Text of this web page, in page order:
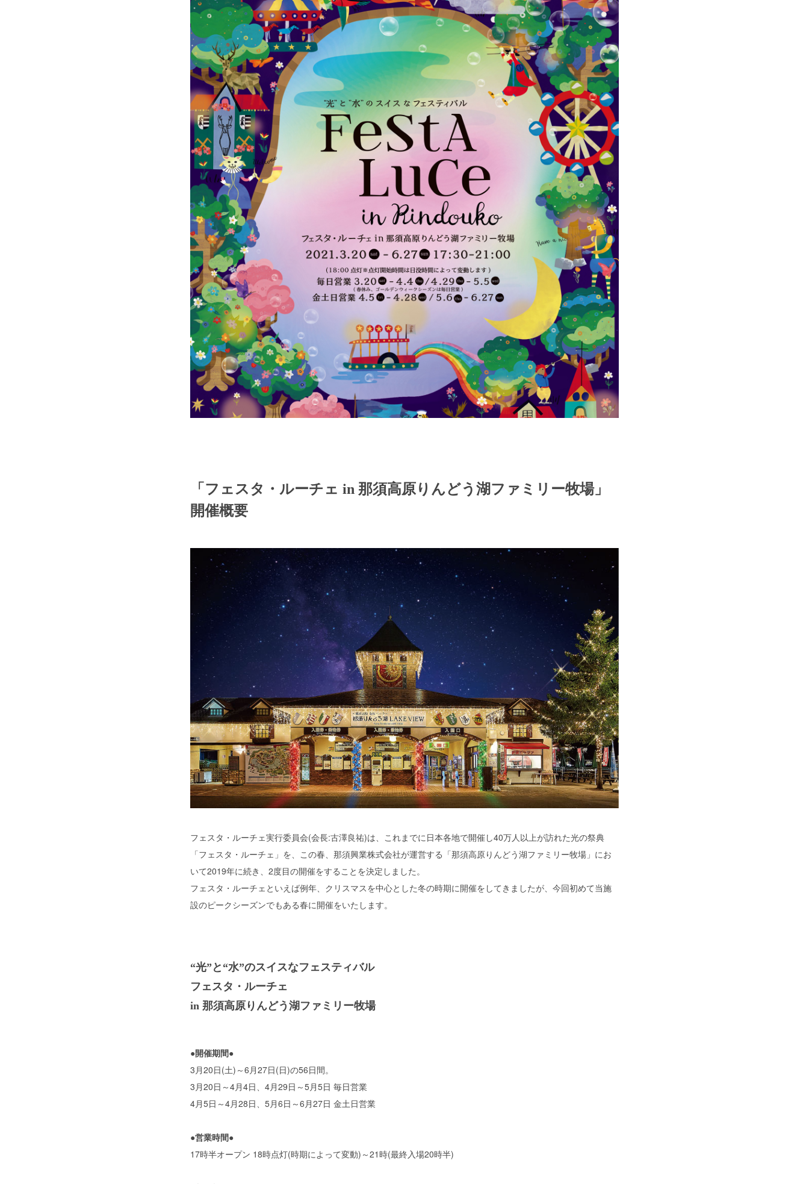
「フェスタ・ルーチェ in 那須高原りんどう湖ファミリー牧場」
開催概要
フェスタ・ルーチェ実行委員会(会長:古澤良祐)は、これまでに日本各地で開催し40万人以上が訪れた光の祭典
「フェスタ・ルーチェ」を、この春、那須興業株式会社が運営する「那須高原りんどう湖ファミリー牧場」にお
いて2019年に続き、2度目の開催をすることを決定しました。
フェスタ・ルーチェといえば例年、クリスマスを中心とした冬の時期に開催をしてきましたが、今回初めて当施
設のピークシーズンでもある春に開催をいたします。
“光”と“水”のスイスなフェスティバル
フェスタ・ルーチェ
in 那須高原りんどう湖ファミリー牧場
●開催期間●
3月20日(土)～6月27日(日)の56日間。
3月20日～4月4日、4月29日～5月5日 毎日営業
4月5日～4月28日、5月6日～6月27日 金土日営業
●営業時間●
17時半オープン 18時点灯(時期によって変動)～21時(最終入場20時半)